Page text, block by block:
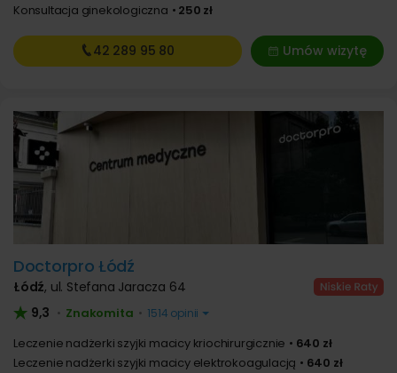
Konsultacja ginekologiczna
250 zł
Umów wizytę
42 289 95 80
Doctorpro Łódź
Łódź, ul. Stefana Jaracza 64
9,3 • Znakomita • 1514 opinii
Leczenie nadżerki szyjki macicy kriochirurgicznie
640 zł
Leczenie nadżerki szyjki macicy elektrokoagulacją
640 zł